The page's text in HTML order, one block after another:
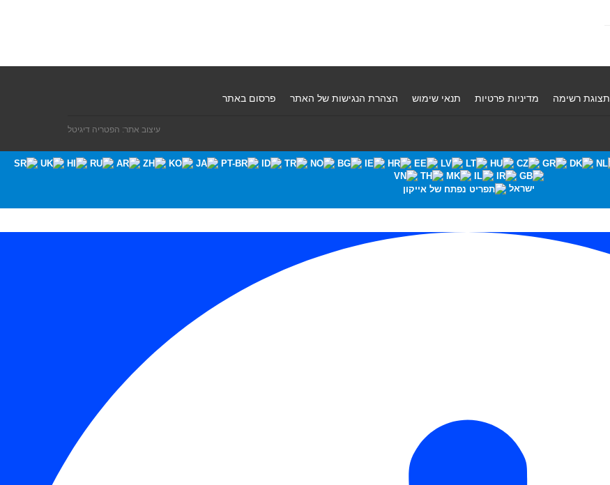
תצוגת רשימה מדיניות פרטיות תנאי שימוש הצהרת הנגישות של האתר פרסום באתר
עיצוב אתר: הפטריה דיגיטל
ישראל